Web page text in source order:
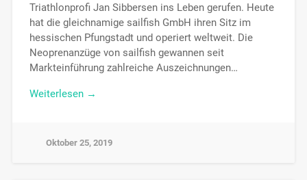
Triathlonprofi Jan Sibbersen ins Leben gerufen. Heute
hat die gleichnamige sailfish GmbH ihren Sitz im
hessischen Pfungstadt und operiert weltweit. Die
Neoprenanzüge von sailfish gewannen seit
Markteinführung zahlreiche Auszeichnungen…
Weiterlesen →
Oktober 25, 2019